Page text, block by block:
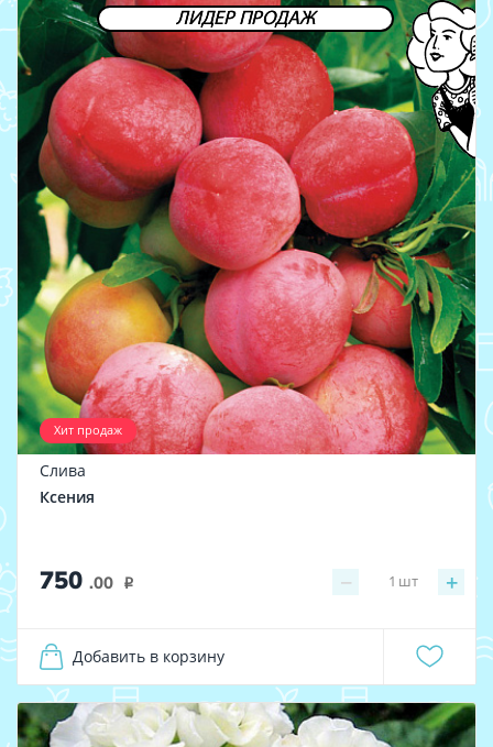
ЛИДЕР ПРОДАЖ
Хит продаж
Слива
Ксения
750 .00 i − +
1 шт
Добавить в корзину